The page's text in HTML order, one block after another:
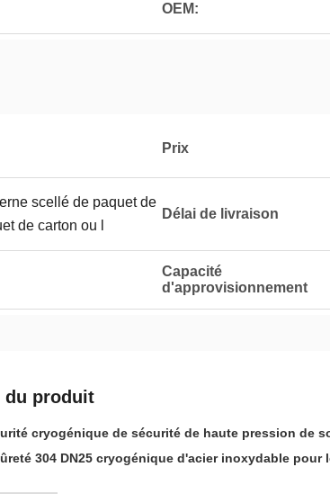
OEM:
Prix
scellé de paquet de
de carton ou l
Délai de livraison
Capacité
d'approvisionnement
du produit
cryogénique de sécurité de haute pression de
304 DN25 cryogénique d'acier inoxydable pour